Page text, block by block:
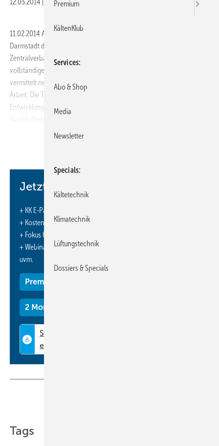
12.03.2014 Veröffentlicht in
11.02.2014 Am 27. März 2014 findet im Maritim Rhein-Main Hotel in
Darmstadt das nunmehr 5. Supermarkt-Symposium des
Zentralverbands Kälte Klima Wärmepumpen e. V. (ZVKKW) statt. Das
vollständige Tagungsprogramm ist inzwischen fertiggestellt und
vermittelt neue Erkenntnisse und Entscheidungshilfen für die tägliche
Arbeit. Die Tagung geht in diesem Jahr nicht nur auf die aktuellen
Entwicklungen im Lebensmittelhandel und die Frage der
der neuen F-Gase-Verordnung in diesem Bereich.
Jetzt weiterlesen und profitieren.
+ KK E-Paper-Ausgabe – jeden Monat neu
+ Kostenfreien Zugang zu unserem Online-Archiv
+ Fokus KK: Sonderhefte (PDF)
+ Webinare und Veranstaltungen mit Rabatten
uvm.
Premium Mitgliedschaft
2 Monate kostenlos testen
Tags
Premium
KältenKlub
Services
Abo & Shop
Media
Newsletter
Specials
Kältetechnik
Klimatechnik
Lüftungstechnik
Dossiers & Specials